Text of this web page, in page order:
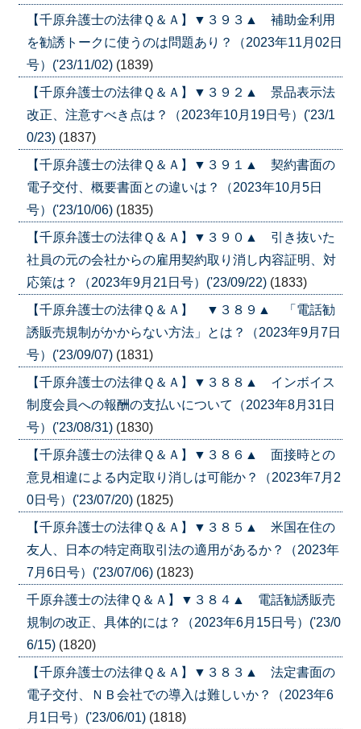
【千原弁護士の法律Ｑ＆Ａ】▼３９３▲ 補助金利用
を勧誘トークに使うのは問題あり？（2023年11月02日
号）('23/11/02) (1839)
【千原弁護士の法律Ｑ＆Ａ】▼３９２▲ 景品表示法
改正、注意すべき点は？（2023年10月19日号）('23/1
0/23) (1837)
【千原弁護士の法律Ｑ＆Ａ】▼３９１▲ 契約書面の
電子交付、概要書面との違いは？（2023年10月5日
号）('23/10/06) (1835)
【千原弁護士の法律Ｑ＆Ａ】▼３９０▲ 引き抜いた
社員の元の会社からの雇用契約取り消し内容証明、対
応策は？（2023年9月21日号）('23/09/22) (1833)
【千原弁護士の法律Ｑ＆Ａ】 ▼３８９▲ 「電話勧
誘販売規制がかからない方法」とは？（2023年9月7日
号）('23/09/07) (1831)
【千原弁護士の法律Ｑ＆Ａ】▼３８８▲ インボイス
制度会員への報酬の支払いについて（2023年8月31日
号）('23/08/31) (1830)
【千原弁護士の法律Ｑ＆Ａ】▼３８６▲ 面接時との
意見相違による内定取り消しは可能か？（2023年7月2
0日号）('23/07/20) (1825)
【千原弁護士の法律Ｑ＆Ａ】▼３８５▲ 米国在住の
友人、日本の特定商取引法の適用があるか？（2023年
7月6日号）('23/07/06) (1823)
千原弁護士の法律Ｑ＆Ａ】▼３８４▲ 電話勧誘販売
規制の改正、具体的には？（2023年6月15日号）('23/0
6/15) (1820)
【千原弁護士の法律Ｑ＆Ａ】▼３８３▲ 法定書面の
電子交付、ＮＢ会社での導入は難しいか？（2023年6
月1日号）('23/06/01) (1818)